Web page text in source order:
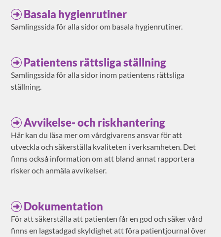
Basala hygienrutiner
Samlingssida för alla sidor om basala hygienrutiner.
Patientens rättsliga ställning
Samlingssida för alla sidor inom patientens rättsliga
ställning.
Avvikelse- och riskhantering
Här kan du läsa mer om vårdgivarens ansvar för att
utveckla och säkerställa kvaliteten i verksamheten. Det
finns också information om att bland annat rapportera
risker och anmäla avvikelser.
Dokumentation
För att säkerställa att patienten får en god och säker vård
finns en lagstadgad skyldighet att föra patientjournal över